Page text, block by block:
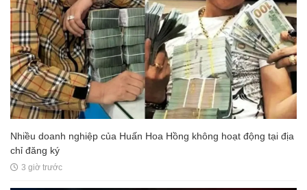
Nhiều doanh nghiệp của Huấn Hoa Hồng không hoạt động tại địa
chỉ đăng ký
3 giờ trước